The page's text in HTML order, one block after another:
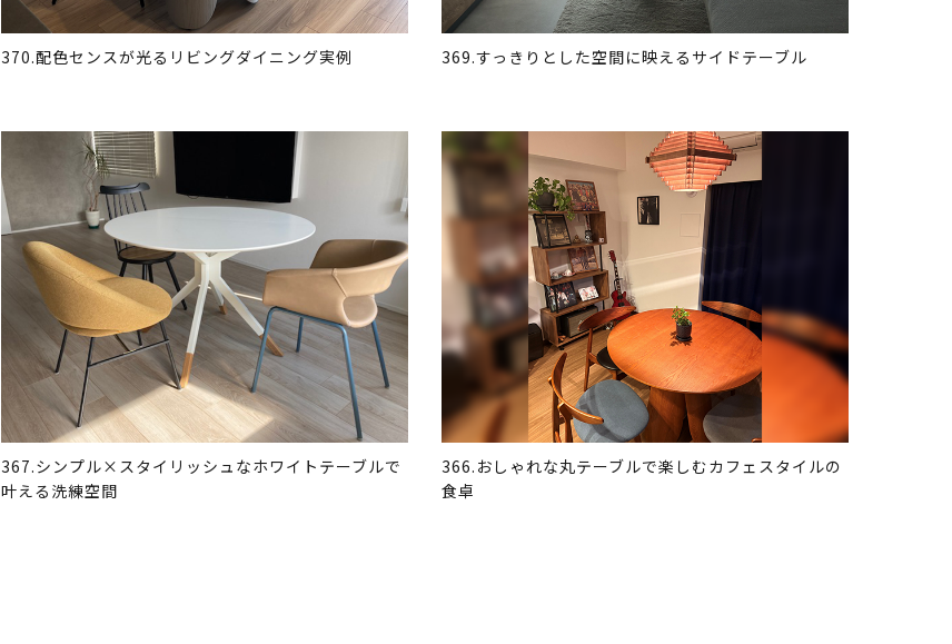
370.配色センスが光るリビングダイニング実例 369.すっきりとした空間に映えるサイドテーブル
367.シンプル×スタイリッシュなホワイトテーブルで
叶える洗練空間
366.おしゃれな丸テーブルで楽しむカフェスタイルの
食卓